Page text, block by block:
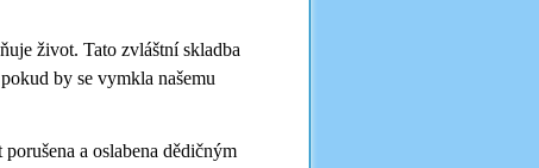
život. Tato zvláštní skladba
by se vymkla našemu
a oslabena dědičným